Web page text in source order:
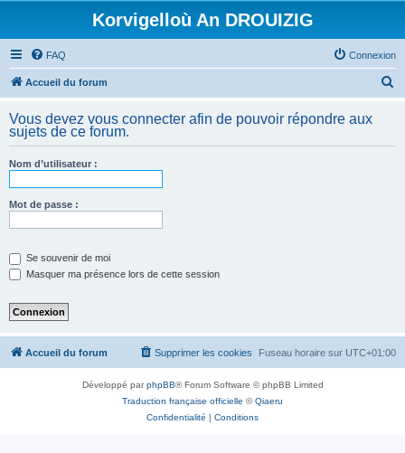
Korvigelloù An DROUIZIG
FAQ Connexion
Accueil du forum
h
Vous devez vous connecter afin de pouvoir répondre aux
sujets de ce forum.
Nom d’utilisateur :
Mot de passe :
Se souvenir de moi
Masquer ma présence lors de cette session
Accueil du forum Fuseau horaire sur UTC+01:00
Supprimer les cookies
Développé parphpBB® Forum Software © phpBB Limited
Traduction française officielle ©Qiaeru
Confidentialité | Conditions